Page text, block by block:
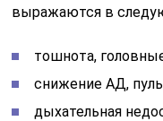
выражаются в
тошнота,
снижение АД,
дыхательная